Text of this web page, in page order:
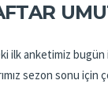
ilk anketimiz bugün
sezon sonu için